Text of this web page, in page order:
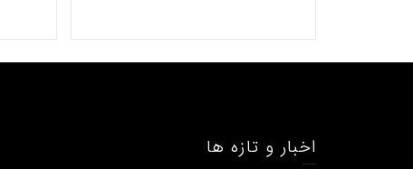
اخبار و تازه ها